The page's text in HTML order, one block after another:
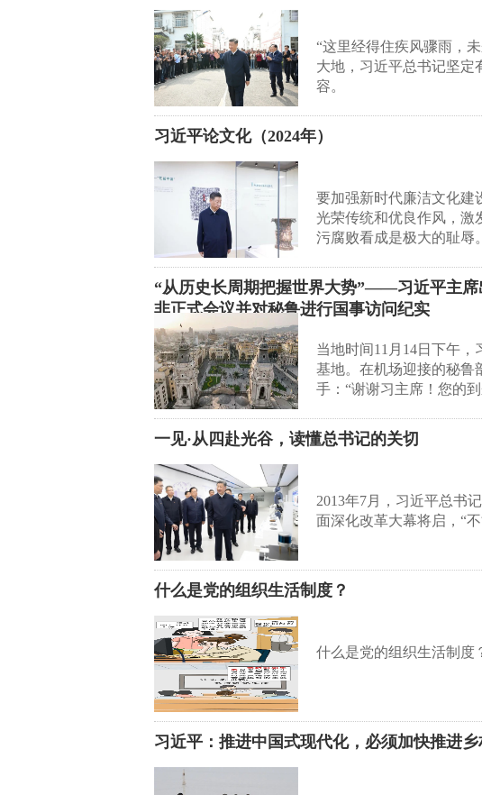
“这里经得住疾风骤雨，
大地，习近平总书记坚定
容。
习近平论文化（2024年）
要加强新时代廉洁文化建
光荣传统和优良作风，激
污腐败看成是极大的耻辱。
“从历史长周期把握世界大势”——习近平主席
非正式会议并对秘鲁进行国事访问纪实
当地时间11月14日下午
基地。在机场迎接的秘鲁
手：“谢谢习主席！您的
一见·从四赴光谷，读懂总书记的关切
2013年7月，习近平总书
面深化改革大幕将启，“
什么是党的组织生活制度？
什么是党的组织生活制度
习近平：推进中国式现代化，必须加快推进